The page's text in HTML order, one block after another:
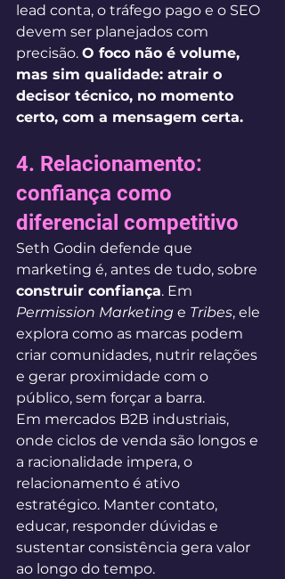
lead conta, o tráfego pago e o SEO
devem ser planejados com
precisão. O foco não é volume,
mas sim qualidade: atrair o
decisor técnico, no momento
certo, com a mensagem certa.
4. Relacionamento:
confiança como
diferencial competitivo
Seth Godin defende que
marketing é, antes de tudo, sobre
construir confiança. Em
Permission Marketing e Tribes, ele
explora como as marcas podem
criar comunidades, nutrir relações
e gerar proximidade com o
público, sem forçar a barra.
Em mercados B2B industriais,
onde ciclos de venda são longos e
a racionalidade impera, o
relacionamento é ativo
estratégico. Manter contato,
educar, responder dúvidas e
sustentar consistência gera valor
ao longo do tempo.